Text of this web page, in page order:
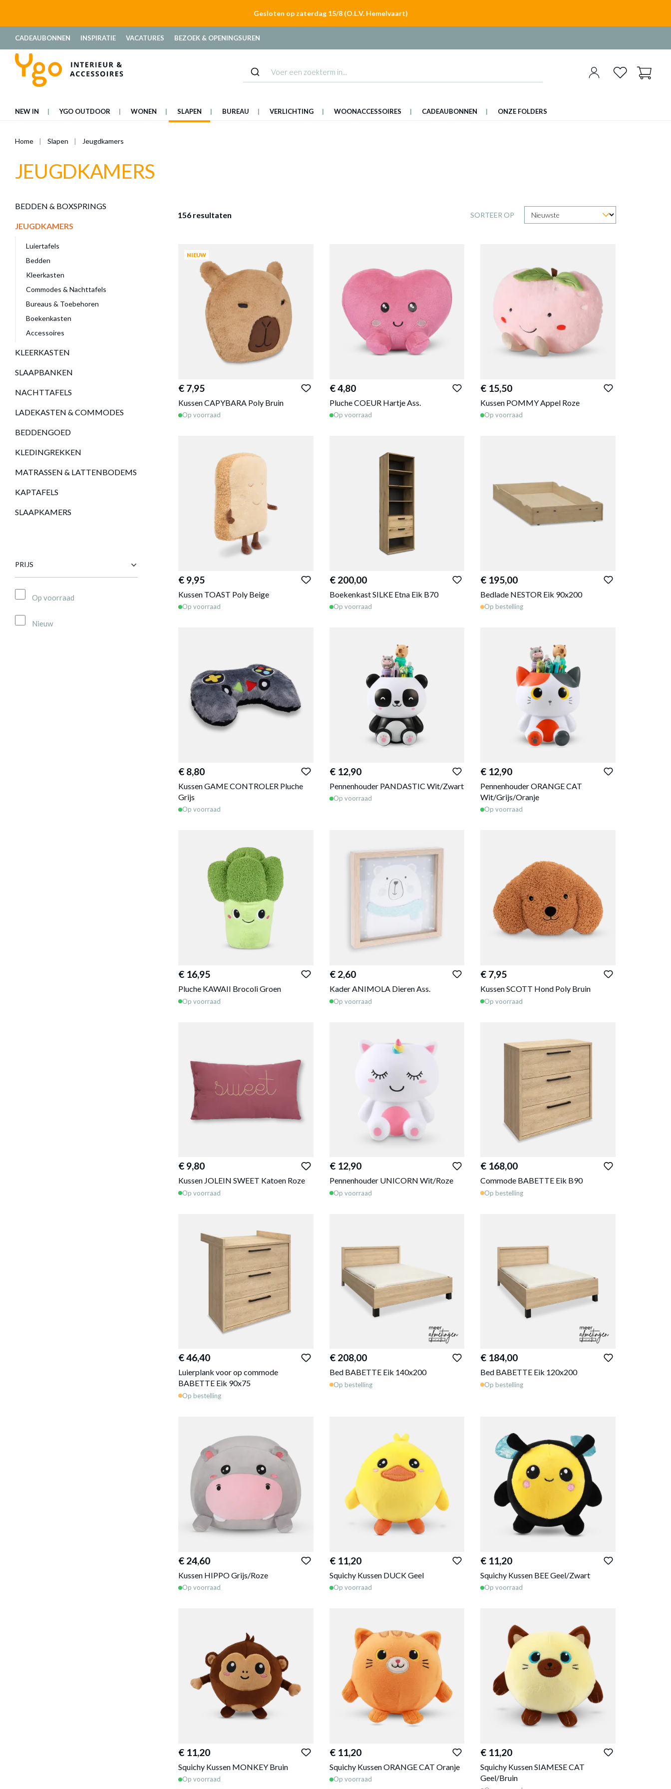
Gesloten op zaterdag 15/8 (O.L.V. Hemelvaart)
CADEAUBONNEN INSPIRATIE VACATURES BEZOEK & OPENINGSUREN
NEW IN YGO OUTDOOR WONEN SLAPEN BUREAU VERLICHTING WOONACCESSOIRES CADEAUBONNEN ONZE FOLDERS
Home Slapen Jeugdkamers
JEUGDKAMERS
BEDDEN & BOXSPRINGS
JEUGDKAMERS
Luiertafels
Bedden
Kleerkasten
Commodes & Nachttafels
Bureaus & Toebehoren
Boekenkasten
Accessoires
KLEERKASTEN
SLAAPBANKEN
NACHTTAFELS
LADEKASTEN & COMMODES
BEDDENGOED
KLEDINGREKKEN
MATRASSEN & LATTENBODEMS
KAPTAFELS
SLAAPKAMERS
PRIJS
Op voorraad
Nieuw
156 resultaten SORTEER OP
NIEUW
€ 7,95
Kussen CAPYBARA Poly Bruin
Op voorraad
€ 4,80
Pluche COEUR Hartje Ass.
Op voorraad
€ 15,50
Kussen POMMY Appel Roze
Op voorraad
€ 9,95
Kussen TOAST Poly Beige
Op voorraad
€ 200,00
Boekenkast SILKE Etna Eik B70
Op voorraad
€ 195,00
Bedlade NESTOR Eik 90x200
Op bestelling
€ 8,80
Kussen GAME CONTROLER Pluche
Grijs
Op voorraad
€ 12,90
Pennenhouder PANDASTIC Wit/Zwart
Op voorraad
€ 12,90
Pennenhouder ORANGE CAT
Wit/Grijs/Oranje
Op voorraad
€ 16,95
Pluche KAWAII Brocoli Groen
Op voorraad
€ 2,60
Kader ANIMOLA Dieren Ass.
Op voorraad
€ 7,95
Kussen SCOTT Hond Poly Bruin
Op voorraad
€ 9,80
Kussen JOLEIN SWEET Katoen Roze
Op voorraad
€ 12,90
Pennenhouder UNICORN Wit/Roze
Op voorraad
€ 168,00
Commode BABETTE Eik B90
Op bestelling
€ 46,40
Luierplank voor op commode
BABETTE Eik 90x75
Op bestelling
€ 208,00
Bed BABETTE Eik 140x200
Op bestelling
€ 184,00
Bed BABETTE Eik 120x200
Op bestelling
€ 24,60
Kussen HIPPO Grijs/Roze
Op voorraad
€ 11,20
Squichy Kussen DUCK Geel
Op voorraad
€ 11,20
Squichy Kussen BEE Geel/Zwart
Op voorraad
€ 11,20
Squichy Kussen MONKEY Bruin
Op voorraad
€ 11,20
Squichy Kussen ORANGE CAT Oranje
Op voorraad
€ 11,20
Squichy Kussen SIAMESE CAT
Geel/Bruin